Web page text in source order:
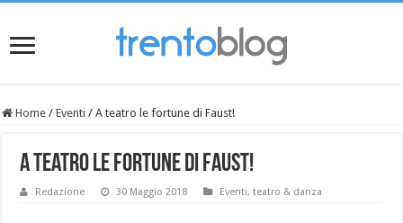
Home / Eventi / A teatro le fortune di Faust!
A teatro le fortune di Faust!
Redazione 30 Maggio 2018 Eventi,teatro & danza